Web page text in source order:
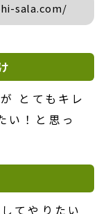
sala.com/
とてもキレ
い！と思っ
てやりたい